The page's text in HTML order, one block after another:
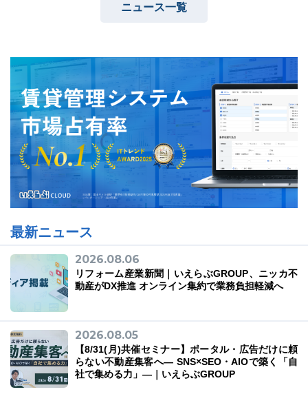
ニュース一覧 お役立ちブログ 資料ダウンロード
特長 サービス一覧 プラン
03-6689-1791
ニュース一覧
最新ニュース
2026.08.06
リフォーム産業新聞｜いえらぶGROUP、ニッカ不
動産がDX推進 オンライン集約で業務負担軽減へ
2026.08.05
【8/31(月)共催セミナー】ポータル・広告だけに頼
らない不動産集客へ― SNS×SEO・AIOで築く「自
社で集める力」―｜いえらぶGROUP